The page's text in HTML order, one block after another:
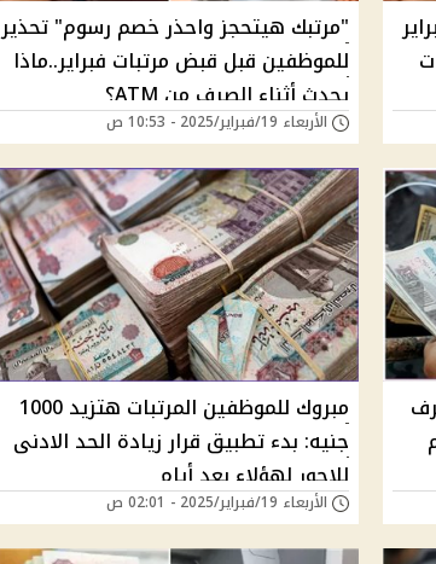
"مرتبك هيتحجز واحذر خصم رسوم" تحذير
للموظفين قبل قبض مرتبات فبراير..ماذا
يحدث أثناء الصرف من ATM؟
الأربعاء 19/فبراير/2025 - 10:53 ص
مبروك للموظفين المرتبات هتزيد 1000
جنيه: بدء تطبيق قرار زيادة الحد الادنى
للاجور لهؤلاء بعد أيام
الأربعاء 19/فبراير/2025 - 02:01 ص